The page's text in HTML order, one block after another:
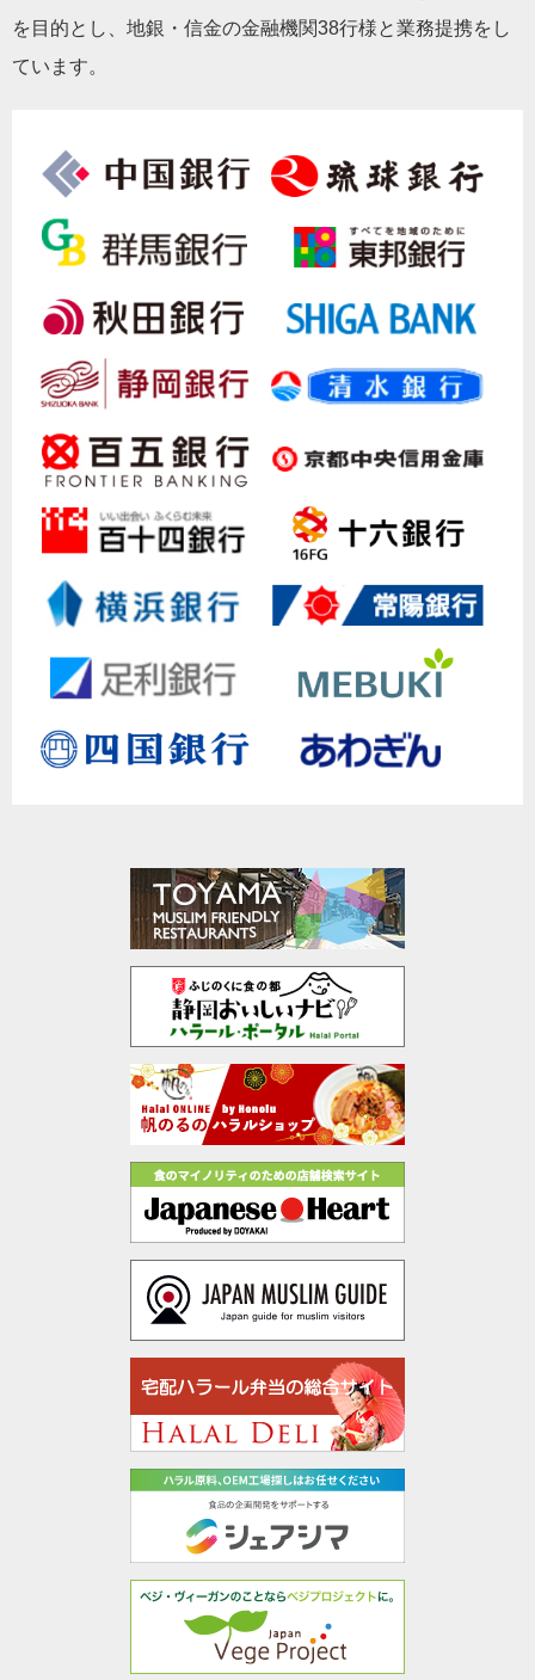
を目的とし、地銀・信金の金融機関38行様と業務提携をし
ています。